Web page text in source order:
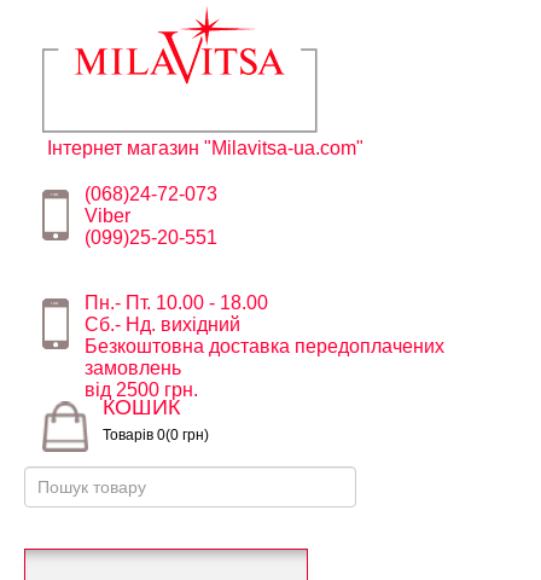
Інтернет магазин "Milavitsa-ua.com"
(068)24-72-073
Viber
(099)25-20-551
Пн.- Пт. 10.00 - 18.00
Сб.- Нд. вихідний
Безкоштовна доставка передоплачених
замовлень
від 2500 грн.
КОШИК
Товарів 0(0 грн)